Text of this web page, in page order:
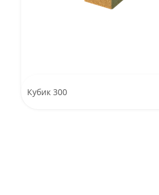
Кубик 300